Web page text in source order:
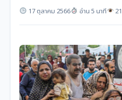
17 ตุลาคม 2566 อ่าน 5 นาที